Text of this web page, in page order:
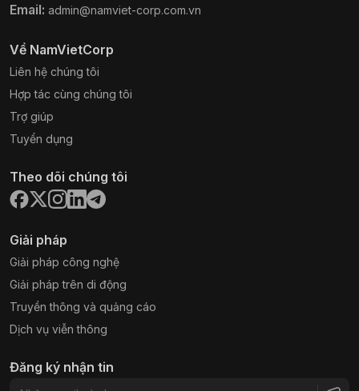
Email: admin@namviet-corp.com.vn
Về NamVietCorp
Liên hệ chúng tôi
Hợp tác cùng chúng tôi
Trợ giúp
Tuyển dụng
Theo dõi chúng tôi
Giải pháp
Giải pháp công nghệ
Giải pháp trên di động
Truyền thông và quảng cáo
Dịch vụ viễn thông
Đăng ký nhận tin